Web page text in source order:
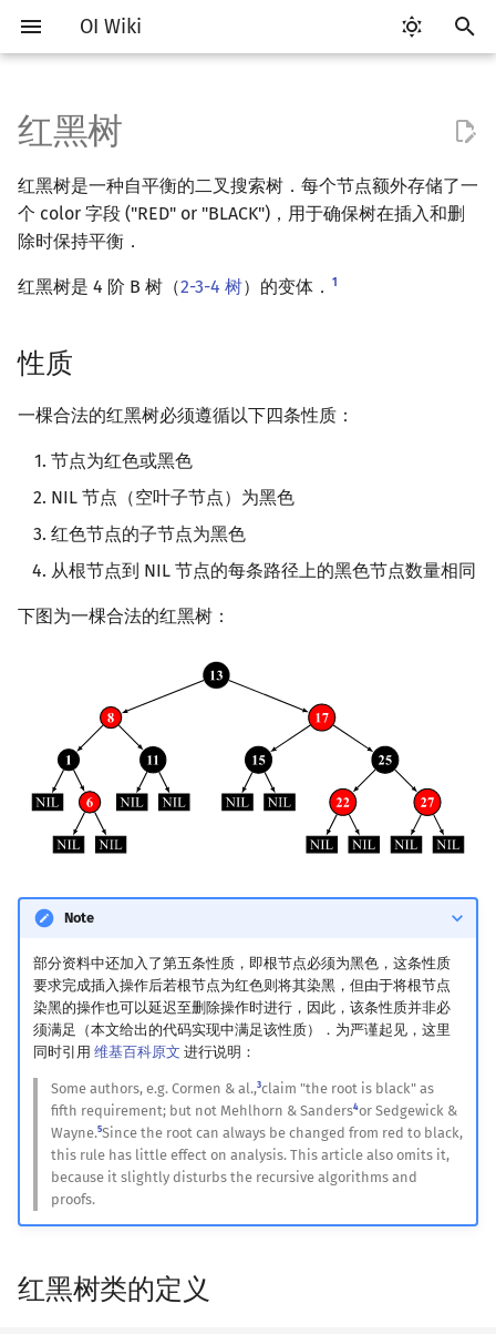
OI Wiki
入
开
始
Getting Started
关于本项目
格式手册
数学符号表
F.A.Q.
镜像站列表
致谢
比赛相关简介
赛事 ICPC/CCPC 赛事与赛制
交互题
学习资源
技巧
分段打表
工具软件简介
代码编辑工具 Emacs
Notepad++
CLion
GUIDE
Sublime Text
CP Editor
Arbiter
命令行编译与调试
编译器
WSL (Windows 10)
Special Judge
Testlib
通用
Checker
LaTeX 入门
Git
语言基础简介
C++ 基础 C++ 语法基础
高级数据类型
STL 容器
pair
命名空间
常量
pb_ds
C++ 与其他常用语言的区别
Pascal 转 C++ 急救
Python 速成
Java 速成
Java 进阶
算法基础简介
复杂度 均摊复杂度
递归 & 分治
贪心
选择排序
基数排序
堆排序
锦标赛排序
Tim 排序
排序相关 STL
前缀和 & 差分
二分
搜索部分简介
DFS（搜索）
启发式搜索
A*
迭代加深搜索
IDA*
回溯法
动态规划部分简介
动态规划基础
区间 DP
DAG 上的 DP
树形 DP
状压 DP
数位 DP
动态 DP
概率 DP
DP 套 DP
DP 优化
单调队列/单调栈优化
WQS 二分
其它 DP 方法
字符串部分简介
字符串基础
字符串哈希
字典树 (Trie)
前缀函数与 KMP 算法
Boyer–Moore 算法
Z 函数（扩展 KMP）
最优原地后缀排序算法
后缀自动机 (SAM)
后缀平衡树
广义后缀自动机
后缀树
Manacher
回文树
序列自动机
最小表示法
Lyndon 分解
数学部分简介
布尔代数 进位制
二进制集合操作
高精度计算
快速幂
置换和排列
弧度制与坐标系
模算术简介
筛法
费马小定理 & 欧拉定理
中国剩余定理
升幂引理
阶乘取模
同余方程
二次剩余
离散对数
高次剩余 & 单位根
多项式与生成函数
代数基本定理
Chirp Z 变换
多项式初等函数
符号化方法
Lagrange 反演
形式幂级数复合|复合逆
指数生成函数
组合数学
抽屉原理
卡特兰数
伯努利数
分拆数
范德蒙德卷积
Pólya 计数
线性代数
向量
行列式
线性映射
Jordan标准型
线性规划
单纯形法
抽象代数
群论
概率论
条件概率与独立性
博弈论
公平组合游戏
数值算法
数值积分
序理论
拟阵
并查集
并查集复杂度
堆简介
二叉堆
分块思想
块状数组
Sqrt Tree
线段树基础
线段树合并 & 分裂
区间最值操作 & 区间历史最
Kinetic Tournament Tree
性质
红黑树类的定义
插入
插入后的平衡维护
Insert case 1
Insert case 2
Insert case 3
删除后的平衡维护
Delete case 1
Delete case 2
Delete case 3
Delete case 4
参考代码
与 2-3-4 树的关系
实际工程项目中的使用
Linux
Nginx
OpenJDK
可持久化数据结构简介
可持久化线段树
可持久化字典树
可持久化可并堆
线段树套线段树
平衡树套线段树
分块套树状数组
Link Cut Tree
全局平衡二叉树
图论部分简介
图论相关概念
BFS（图论）
树上问题
树的直径
树链剖分
树分治
树哈希
树上随机游走
有向无环图
拓扑排序
最短路问题
差分约束
最小树形图
连通性相关
双连通分量
环计数问题
最小环
2-SAT
欧拉图
哈密顿图
二分图
平面图
图的着色
最大流
Stoer–Wagner 算法
二分图最大匹配
稳定匹配
计算几何部分简介
二维计算几何基础
Pick 定理
三角剖分
扫描线
旋转卡壳
随机增量法
反演变换
计算几何杂项
杂项简介
离散化 CDQ 分治
分数规划
随机化
随机化技巧
悬线法
有限状态自动机
计算理论基础
表达式求值
在一台机器上规划任务
主元素问题
Garsia–Wachs 算法
15-puzzle
Kahan 求和
珂朵莉树/颜色段均摊
空间优化简介
RMQ
并查集应用
红黑树
红黑树是一种自平衡的二叉搜索树．每个节点额外存储了一
个 color 字段 ("RED" or "BLACK")，用于确保树在插入和删
除时保持平衡．
红黑树是 4 阶 B 树（2-3-4 树）的变体． 1
性质
一棵合法的红黑树必须遵循以下四条性质：
节点为红色或黑色
NIL 节点（空叶子节点）为黑色
红色节点的子节点为黑色
从根节点到 NIL 节点的每条路径上的黑色节点数量相同
下图为一棵合法的红黑树：
Note
部分资料中还加入了第五条性质，即根节点必须为黑色，这条性质
要求完成插入操作后若根节点为红色则将其染黑，但由于将根节点
染黑的操作也可以延迟至删除操作时进行，因此，该条性质并非必
须满足（本文给出的代码实现中满足该性质）．为严谨起见，这里
同时引用 维基百科原文 进行说明：
Some authors, e.g. Cormen & al.,3claim "the root is black" as
fifth requirement; but not Mehlhorn & Sanders4or Sedgewick &
Wayne.5Since the root can always be changed from red to black,
this rule has little effect on analysis. This article also omits it,
because it slightly disturbs the recursive algorithms and
proofs.
红黑树类的定义